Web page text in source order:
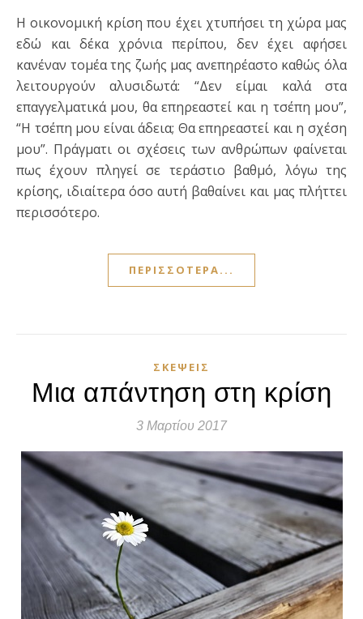
Η οικονομική κρίση που έχει χτυπήσει τη χώρα μας
εδώ και δέκα χρόνια περίπου, δεν έχει αφήσει
κανέναν τομέα της ζωής μας ανεπηρέαστο καθώς όλα
λειτουργούν αλυσιδωτά: “Δεν είμαι καλά στα
επαγγελματικά μου, θα επηρεαστεί και η τσέπη μου”,
“Η τσέπη μου είναι άδεια; Θα επηρεαστεί και η σχέση
μου”. Πράγματι οι σχέσεις των ανθρώπων φαίνεται
πως έχουν πληγεί σε τεράστιο βαθμό, λόγω της
κρίσης, ιδιαίτερα όσο αυτή βαθαίνει και μας πλήττει
περισσότερο.
ΠΕΡΙΣΣΌΤΕΡΑ...
ΣΚΈΨΕΙΣ
Μια απάντηση στη κρίση
3 Μαρτίου 2017